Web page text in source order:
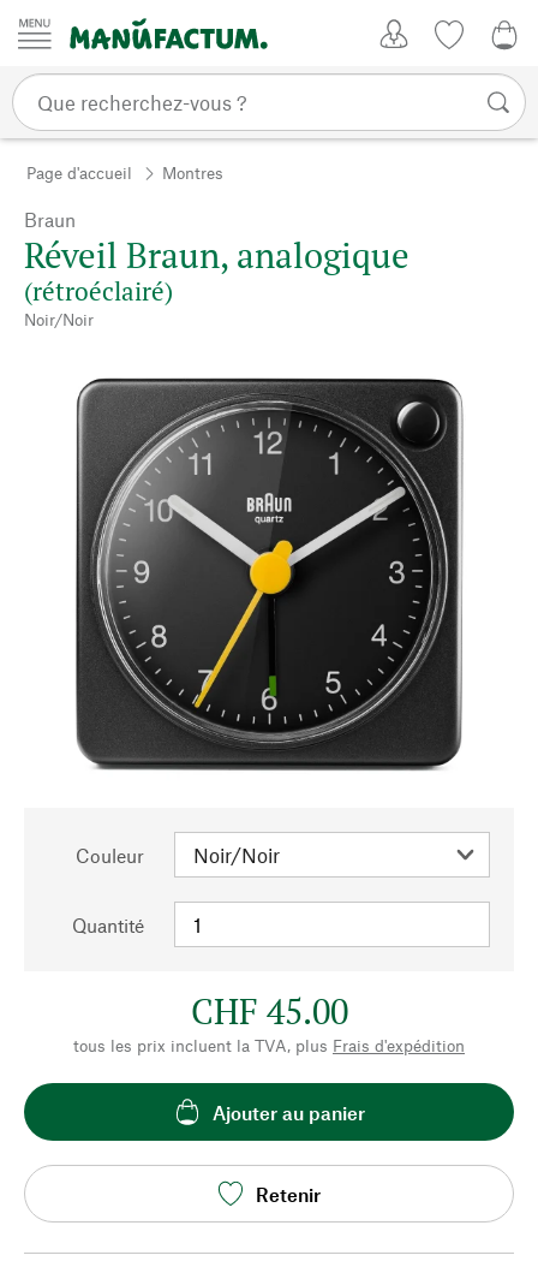
Passer au contenu
Page d'accueil Montres
Braun
Réveil Braun, analogique
(rétroéclairé)
Noir/Noir
Couleur
Quantité
CHF 45.00
tous les prix incluent la TVA, plus Frais d'expédition
Ajouter au panier
Retenir